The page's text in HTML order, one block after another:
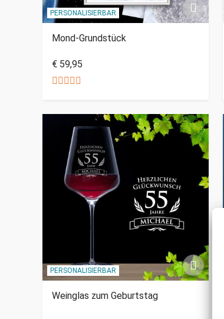
PERSONALISIERBAR
Mond-Grundstück
€ 59,95
PERSONALISIERBAR
Weinglas zum Geburtstag